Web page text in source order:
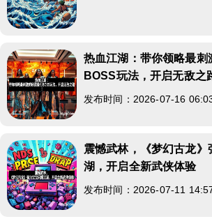
热血江湖：带你领略最刺
BOSS玩法，开启无敌之
发布时间：2026-07-16
震憾武林，《梦幻古龙》
湖，开启全新武侠体验
发布时间：2026-07-11